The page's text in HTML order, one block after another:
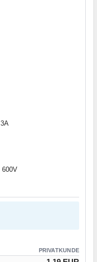
3A
600V
PRIVATKUNDE